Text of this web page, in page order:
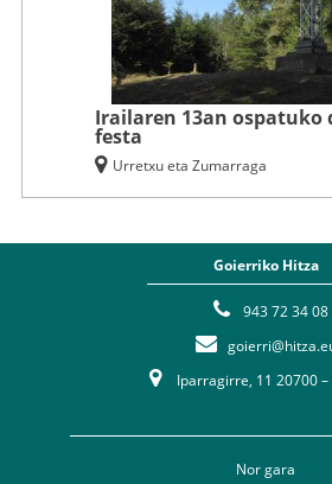
Irailaren 13an ospatuko
festa
Urretxu eta Zumarraga
Goierriko Hitza
943 72 34 08
Iparragirre, 11 20700 –
Nor gara